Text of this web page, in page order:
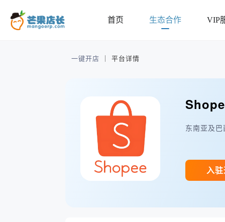
首页 生态合作 VIP
一键开店 ｜ 平台详情
东南亚及
入